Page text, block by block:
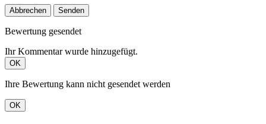
Abbrechen Senden
Bewertung gesendet
Ihr Kommentar wurde hinzugefügt.
OK
Ihre Bewertung kann nicht gesendet werden
OK